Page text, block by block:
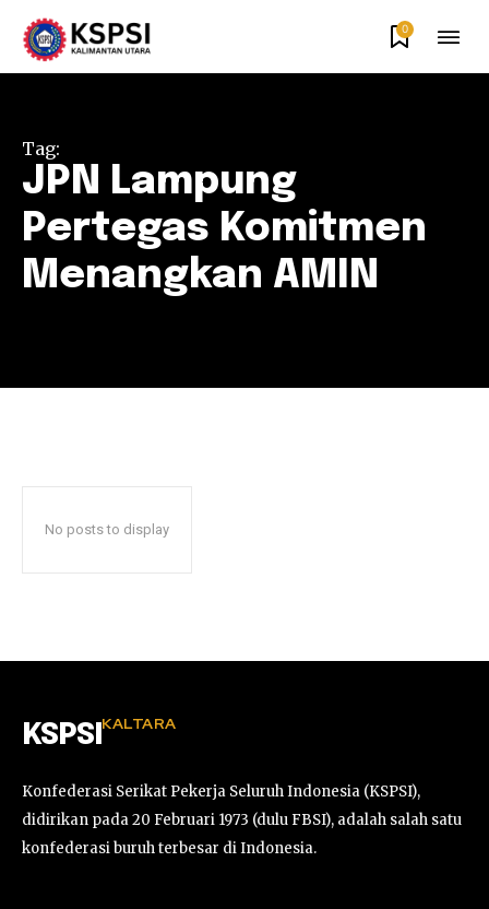
0
Tag:
JPN Lampung
Pertegas Komitmen
Menangkan AMIN
No posts to display
KSPSI KALTARA
Konfederasi Serikat Pekerja Seluruh Indonesia (KSPSI),
didirikan pada 20 Februari 1973 (dulu FBSI), adalah salah satu
konfederasi buruh terbesar di Indonesia.